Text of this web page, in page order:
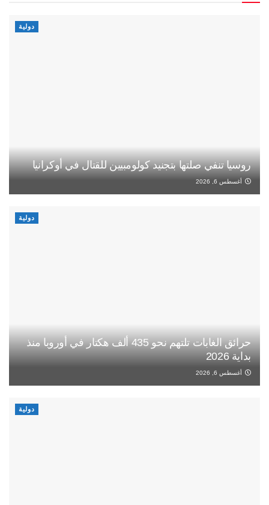
دولية
روسيا تنفي صلتها بتجنيد كولومبيين للقتال في أوكرانيا
أغسطس 6, 2026
دولية
حرائق الغابات تلتهم نحو 435 ألف هكتار في أوروبا منذ
بداية 2026
أغسطس 6, 2026
دولية